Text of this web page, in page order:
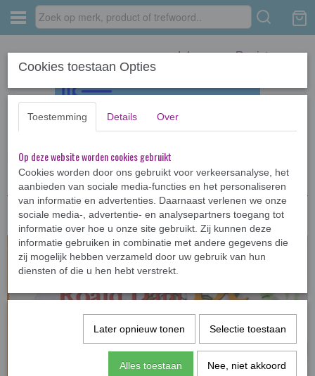
Inloggen Registreren
Home › CD-Luisterboeken › De reuzen perzik - 3 CD-luisterboek
Cookies toestaan Opties
Toestemming Details Over
Op deze website worden cookies gebruikt
Cookies worden door ons gebruikt voor verkeersanalyse, het
aanbieden van sociale media-functies en het personaliseren
van informatie en advertenties. Daarnaast verlenen we onze
sociale media-, advertentie- en analysepartners toegang tot
informatie over hoe u onze site gebruikt. Zij kunnen deze
informatie gebruiken in combinatie met andere gegevens die
zij mogelijk hebben verzameld door uw gebruik van hun
diensten of die u hen hebt verstrekt.
Later opnieuw tonen Selectie toestaan
Alles toestaan Nee, niet akkoord